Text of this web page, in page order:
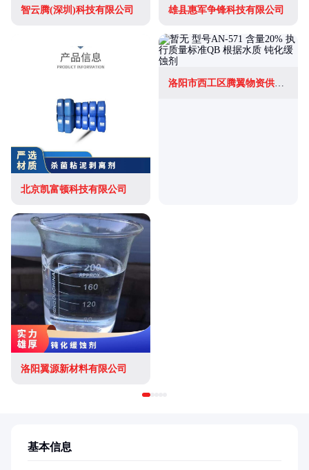
智云腾(深圳)科技有限公司 雄县惠军争锋科技有限公司
北京凯富顿科技有限公司
洛阳市西工区腾翼物资供应站
洛阳翼源新材料有限公司
基本信息